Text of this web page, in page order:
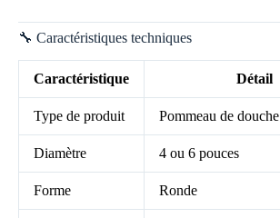
🔧 Caractéristiques techniques
Caractéristique Détail
Type de produit Pommeau de douche
Diamètre 4 ou 6 pouces
Forme Ronde